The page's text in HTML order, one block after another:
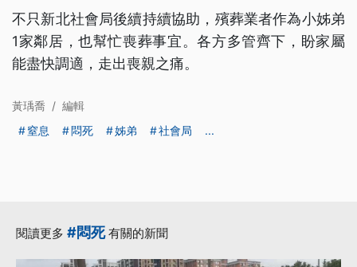
不只新北社會局後續持續協助，殯葬業者作為小姊弟
1家鄰居，也幫忙喪葬事宜。各方多管齊下，盼家屬
能盡快調適，走出喪親之痛。
黃瑀喬 / 編輯
窒息
悶死 姊弟 社會局 ...
閱讀更多 #悶死有關的新聞